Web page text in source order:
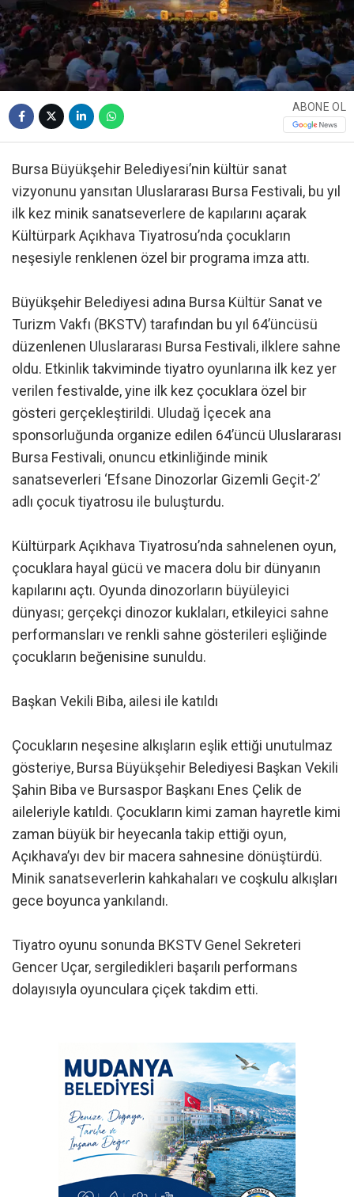
ABONE OL
Bursa Büyükşehir Belediyesi’nin kültür sanat
vizyonunu yansıtan Uluslararası Bursa Festivali, bu yıl
ilk kez minik sanatseverlere de kapılarını açarak
Kültürpark Açıkhava Tiyatrosu’nda çocukların
neşesiyle renklenen özel bir programa imza attı.
Büyükşehir Belediyesi adına Bursa Kültür Sanat ve
Turizm Vakfı (BKSTV) tarafından bu yıl 64’üncüsü
düzenlenen Uluslararası Bursa Festivali, ilklere sahne
oldu. Etkinlik takviminde tiyatro oyunlarına ilk kez yer
verilen festivalde, yine ilk kez çocuklara özel bir
gösteri gerçekleştirildi. Uludağ İçecek ana
sponsorluğunda organize edilen 64’üncü Uluslararası
Bursa Festivali, onuncu etkinliğinde minik
sanatseverleri ‘Efsane Dinozorlar Gizemli Geçit-2’
adlı çocuk tiyatrosu ile buluşturdu.
Kültürpark Açıkhava Tiyatrosu’nda sahnelenen oyun,
çocuklara hayal gücü ve macera dolu bir dünyanın
kapılarını açtı. Oyunda dinozorların büyüleyici
dünyası; gerçekçi dinozor kuklaları, etkileyici sahne
performansları ve renkli sahne gösterileri eşliğinde
çocukların beğenisine sunuldu.
Başkan Vekili Biba, ailesi ile katıldı
Çocukların neşesine alkışların eşlik ettiği unutulmaz
gösteriye, Bursa Büyükşehir Belediyesi Başkan Vekili
Şahin Biba ve Bursaspor Başkanı Enes Çelik de
aileleriyle katıldı. Çocukların kimi zaman hayretle kimi
zaman büyük bir heyecanla takip ettiği oyun,
Açıkhava’yı dev bir macera sahnesine dönüştürdü.
Minik sanatseverlerin kahkahaları ve coşkulu alkışları
gece boyunca yankılandı.
Tiyatro oyunu sonunda BKSTV Genel Sekreteri
Gencer Uçar, sergiledikleri başarılı performans
dolayısıyla oyunculara çiçek takdim etti.